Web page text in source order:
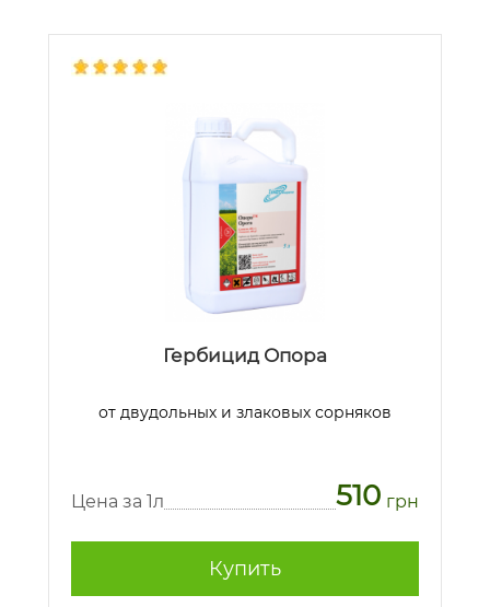
Гербицид Опора
от двудольных и злаковых сорняков
Цена за 1л 510 грн
Купить